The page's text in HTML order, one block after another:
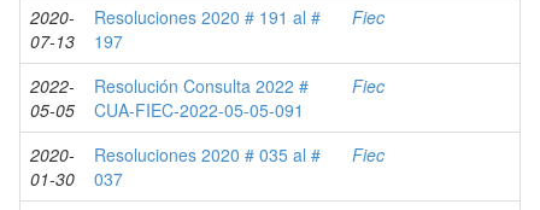
2020-
07-13
Resoluciones 2020 # 191 al #
197
Fiec
2022-
05-05
Resolución Consulta 2022 #
CUA-FIEC-2022-05-05-091
Fiec
2020-
01-30
Resoluciones 2020 # 035 al #
037
Fiec